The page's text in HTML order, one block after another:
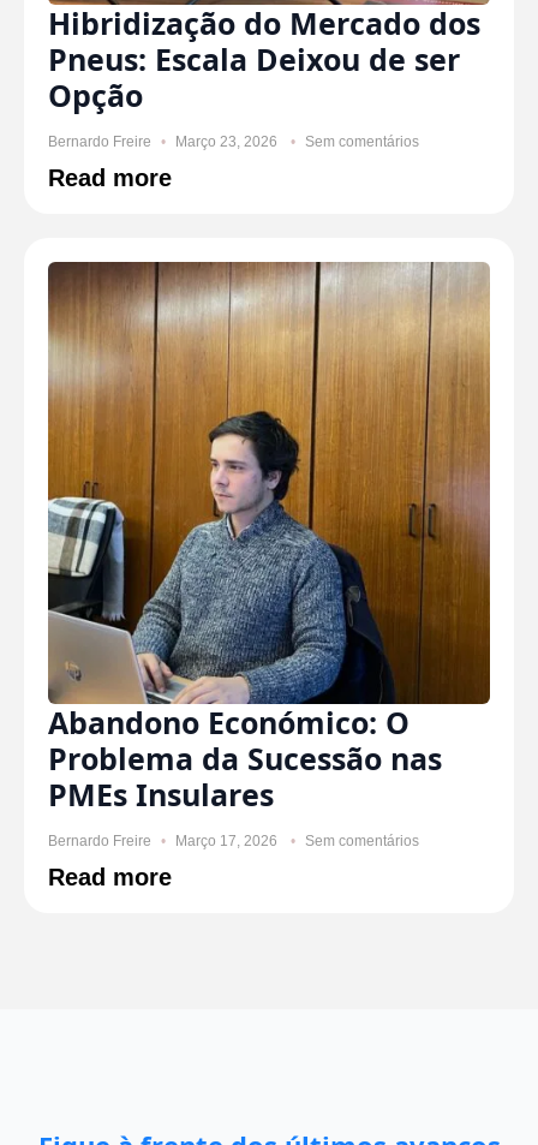
Hibridização do Mercado dos
Pneus: Escala Deixou de ser
Opção
Bernardo Freire Março 23, 2026 Sem comentários
Read more
Abandono Económico: O
Problema da Sucessão nas
PMEs Insulares
Bernardo Freire Março 17, 2026 Sem comentários
Read more